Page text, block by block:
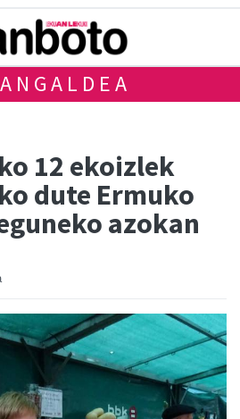
12 ekoizlek
dute Ermuko
azokan